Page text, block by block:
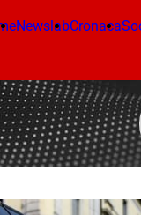
NewslabCronaca